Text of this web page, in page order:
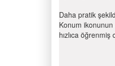
Daha pratik
Konum ikonunun
hızlıca öğrenmiş